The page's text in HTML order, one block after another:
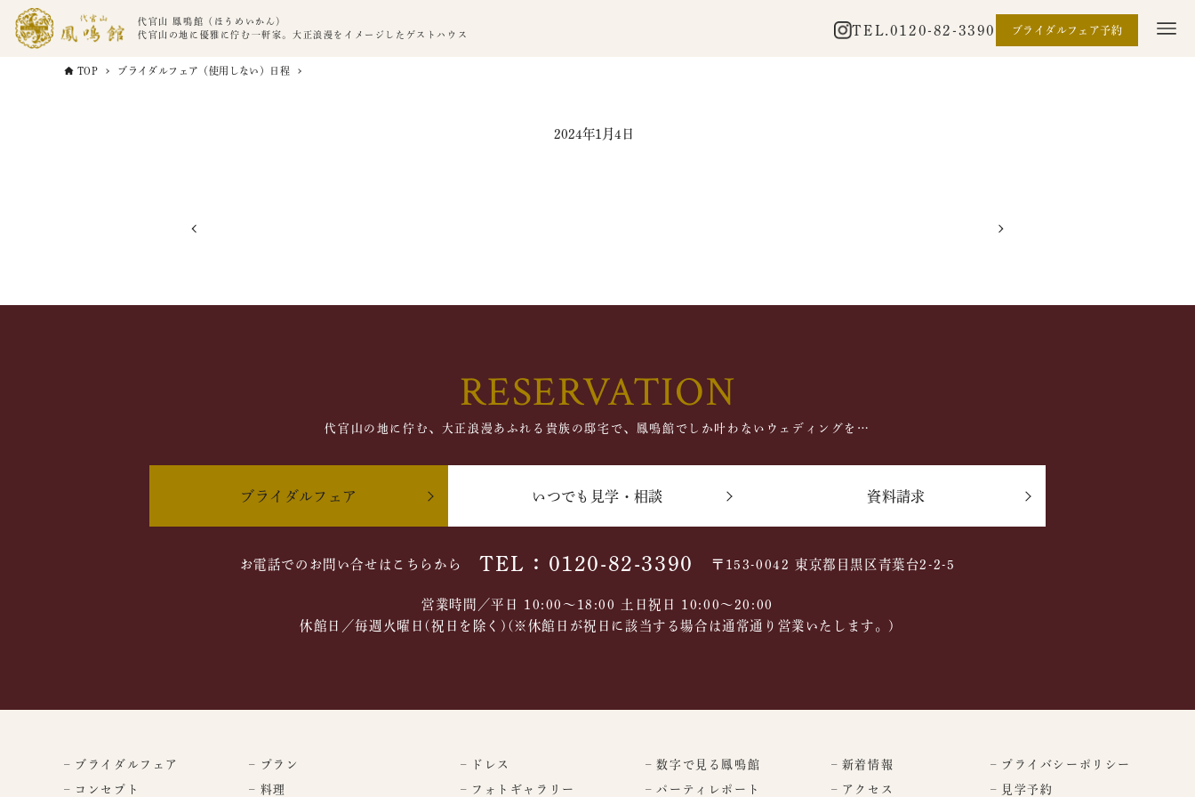
代官山 鳳鳴館（ほうめいかん）
代官山の地に優雅に佇む一軒家。大正浪漫をイメージしたゲストハウス
TEL. 0120-82-3390 ブライダルフェア予約
TOP ブライダルフェア（使用しない）日程
2024年1月4日
RESERVATION
代官山の地に佇む、大正浪漫あふれる貴族の邸宅で、鳳鳴館でしか叶わないウェディングを…
ブライダルフェア いつでも見学・相談 資料請求
お電話でのお問い合せはこちらから TEL：0120-82-3390 〒153-0042 東京都目黒区青葉台2-2-5
営業時間／平日 10:00～18:00 土日祝日 10:00〜20:00
休館日／毎週火曜日(祝日を除く)(※休館日が祝日に該当する場合は通常通り営業いたします。)
– ブライダルフェア
– コンセプト
– プラン
– 料理
– ドレス
– フォトギャラリー
– 数字で見る鳳鳴館
– パーティレポート
– 新着情報
– アクセス
– プライバシーポリシー
– 見学予約